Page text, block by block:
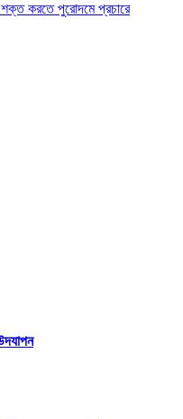
শক্ত করতে পুরোদমে প্রচারে